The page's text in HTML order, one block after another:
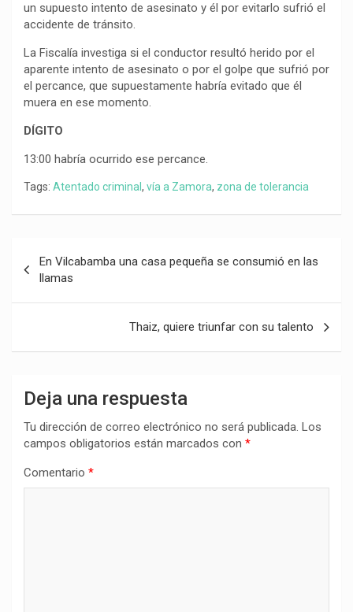
un supuesto intento de asesinato y él por evitarlo sufrió el
accidente de tránsito.
La Fiscalía investiga si el conductor resultó herido por el
aparente intento de asesinato o por el golpe que sufrió por
el percance, que supuestamente habría evitado que él
muera en ese momento.
DÍGITO
13:00 habría ocurrido ese percance.
Tags: Atentado criminal, vía a Zamora, zona de tolerancia
de
entradas
En Vilcabamba una casa pequeña se consumió en las
llamas
Thaiz, quiere triunfar con su talento
Deja una respuesta
Tu dirección de correo electrónico no será publicada. Los
campos obligatorios están marcados con *
Comentario *